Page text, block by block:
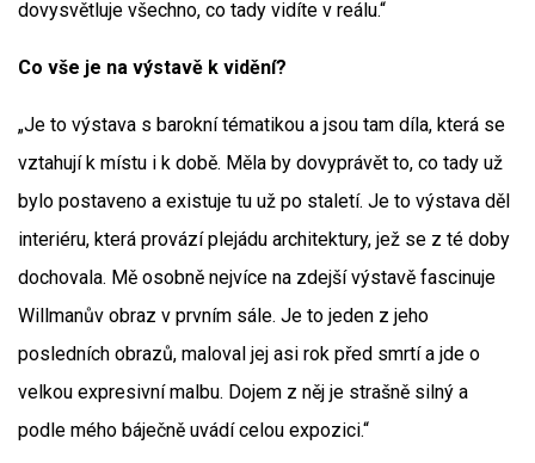
dovysvětluje všechno, co tady vidíte v reálu.“
Co vše je na výstavě k vidění?
„Je to výstava s barokní tématikou a jsou tam díla, která se
vztahují k místu i k době. Měla by dovyprávět to, co tady už
bylo postaveno a existuje tu už po staletí. Je to výstava děl
interiéru, která provází plejádu architektury, jež se z té doby
dochovala. Mě osobně nejvíce na zdejší výstavě fascinuje
Willmanův obraz v prvním sále. Je to jeden z jeho
posledních obrazů, maloval jej asi rok před smrtí a jde o
velkou expresivní malbu. Dojem z něj je strašně silný a
podle mého báječně uvádí celou expozici.“